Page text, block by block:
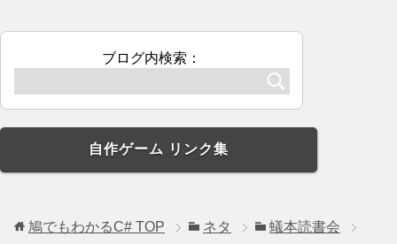
ブログ内検索：
自作ゲーム リンク集
鳩でもわかるC# TOP ネタ 蟻本読書会